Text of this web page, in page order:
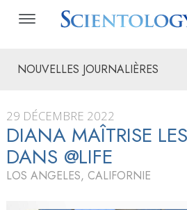
NOUVELLES JOURNALIÈRES
29 DÉCEMBRE 2022
DIANA MAÎTRISE
DANS @LIFE
LOS ANGELES, CALIFORNIE